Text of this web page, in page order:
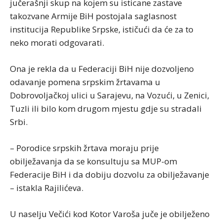
jučerašnji skup na kojem su isticane zastave
takozvane Armije BiH postojala saglasnost
institucija Republike Srpske, ističući da će za to
neko morati odgovarati.
Ona je rekla da u Federaciji BiH nije dozvoljeno
odavanje pomena srpskim žrtavama u
Dobrovoljačkoj ulici u Sarajevu, na Vozući, u Zenici,
Tuzli ili bilo kom drugom mjestu gdje su stradali
Srbi.
– Porodice srpskih žrtava moraju prije
obilježavanja da se konsultuju sa MUP-om
Federacije BiH i da dobiju dozvolu za obilježavanje
– istakla Rajilićeva.
U naselju Večići kod Kotor Varoša juče je obilježeno